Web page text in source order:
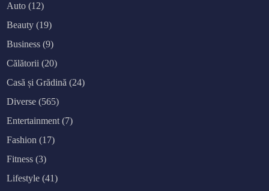
Auto (12)
Beauty (19)
Business (9)
Călătorii (20)
Casă și Grădină (24)
Diverse (565)
Entertainment (7)
Fashion (17)
Fitness (3)
Lifestyle (41)